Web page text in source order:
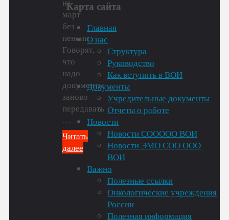
март
без
пенсии.
Говорят,
что
надо
документы
заново
передавать
…
Читать
далее
подавать
заявление
Карта сайта
Главная
О нас
Структура
Руководство
Как вступить в ВОИ
Документы
Учредительные документы
Отчеты о работе
Новости
Новости СООООО ВОИ
Новости ЭМО СОО ООО
ВОИ
Важно
Полезные ссылки
Онкологические учреждения
России
Полезная информация